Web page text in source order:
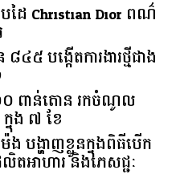
ដៃ Christian Dior ពណ៌
៥​ ​បង្កើត​ការងារ​ថ្មី​ជាង​
០០ ពាន់តោន រកចំណូល
នុង ៧ ខែ
បង្ហាញខ្លួនក្នុងពិធីបើក
តអាហារ និងភេសជ្ជៈ